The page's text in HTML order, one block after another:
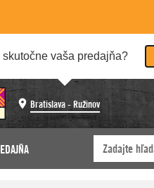
skutočne vaša predajňa?
Bratislava - Ružinov